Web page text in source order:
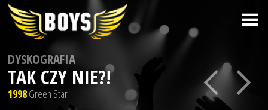
DYSKOGRAFIA
TAK CZY NIE?!
1998Green Star